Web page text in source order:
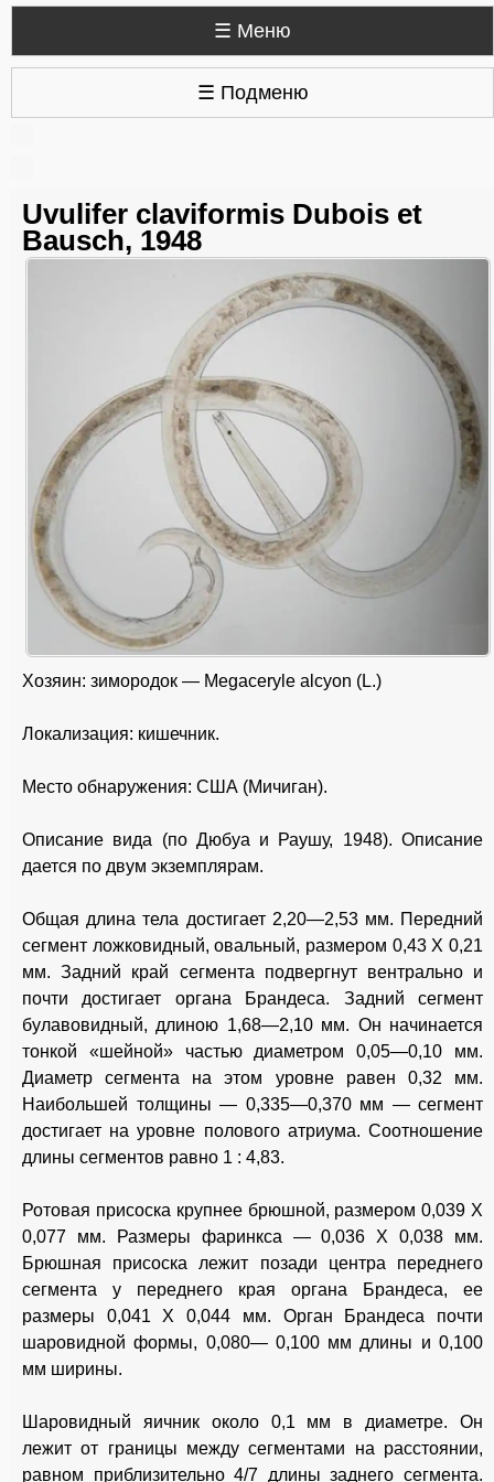
☰ Меню
☰ Подменю
Uvulifer claviformis Dubois et
Bausch, 1948
Хозяин: зимородок — Megaceryle alcyon (L.)
Локализация: кишечник.
Место обнаружения: США (Мичиган).
Описание вида (по Дюбуа и Раушу, 1948). Описание
дается по двум экземплярам.
Общая длина тела достигает 2,20—2,53 мм. Передний
сегмент ложковидный, овальный, размером 0,43 X 0,21
мм. Задний край сегмента подвергнут вентрально и
почти достигает органа Брандеса. Задний сегмент
булавовидный, длиною 1,68—2,10 мм. Он начинается
тонкой «шейной» частью диаметром 0,05—0,10 мм.
Диаметр сегмента на этом уровне равен 0,32 мм.
Наибольшей толщины — 0,335—0,370 мм — сегмент
достигает на уровне полового атриума. Соотношение
длины сегментов равно 1 : 4,83.
Ротовая присоска крупнее брюшной, размером 0,039 X
0,077 мм. Размеры фаринкса — 0,036 X 0,038 мм.
Брюшная присоска лежит позади центра переднего
сегмента у переднего края органа Брандеса, ее
размеры 0,041 X 0,044 мм. Орган Брандеса почти
шаровидной формы, 0,080— 0,100 мм длины и 0,100
мм ширины.
Шаровидный яичник около 0,1 мм в диаметре. Он
лежит от границы между сегментами на расстоянии,
равном приблизительно 4/7 длины заднего сегмента.